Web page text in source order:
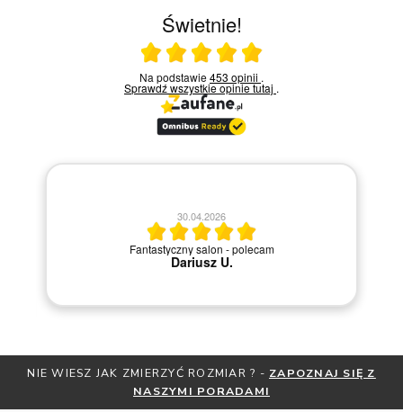
Świetnie!
Ocena średnia 5 na 5
Na podstawie453 opinii .
Sprawdź wszystkie opinietutaj .
30.04.2026
Fantastyczny salon - polecam
Dariusz U.
NIE WIESZ JAK ZMIERZYĆ ROZMIAR ? - ZAPOZNAJ SIĘ Z
NASZYMI PORADAMI